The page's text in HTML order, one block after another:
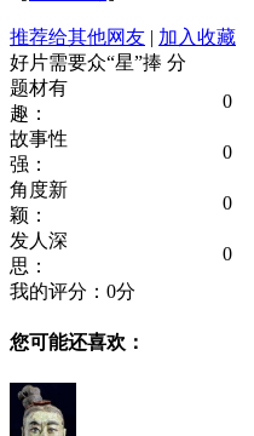
推荐给其他网友 | 加入收藏
好片需要众“星”捧 分
题材有
趣：
0
故事性
强：
0
角度新
颖：
0
发人深
思：
0
我的评分： 0分
您可能还喜欢：